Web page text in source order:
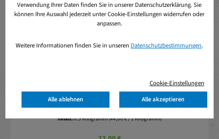
Durchschnittliche Bewertung von 0 von 5 Sternen
Inhalt:0.5 Kilogramm(44,00 € / 1 Kilogramm)
Verwendung Ihrer Daten finden Sie in unserer Datenschutzerklärung. Sie
können Ihre Auswahl jederzeit unter Cookie-Einstellungen widerrufen oder
anpassen.
Weitere Informationen finden Sie in unseren Datenschutzbestimmungen.
Cookie-Einstellungen
Alle ablehnen
Alle akzeptieren